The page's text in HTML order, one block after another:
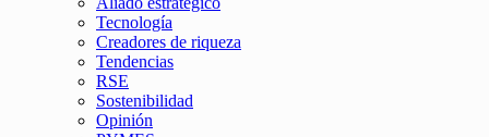
Tecnología
Creadores de riqueza
Tendencias
RSE
Sostenibilidad
Opinión